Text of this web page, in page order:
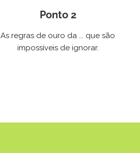
Ponto 2
As regras de ouro da ... que são
impossíveis de ignorar.